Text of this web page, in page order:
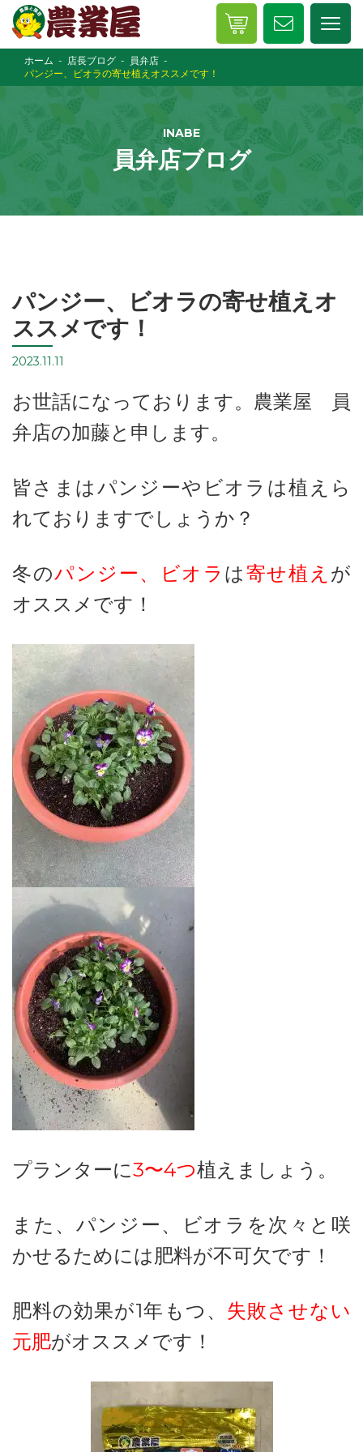
ホーム 店長ブログ
員弁店
パンジー、ビオラの寄せ植えオススメです！
INABE
員弁店ブログ
パンジー、ビオラの寄せ植えオ
ススメです！
2023.11.11
お世話になっております。農業屋 員
弁店の加藤と申します。
皆さまはパンジーやビオラは植えら
れておりますでしょうか？
冬のパンジー、ビオラ は寄せ植え が
オススメです！
プランターに3〜4つ植えましょう。
また、パンジー、ビオラを次々と咲
かせるためには肥料が不可欠です！
肥料の効果が1年もつ、 失敗させない
元肥がオススメです！